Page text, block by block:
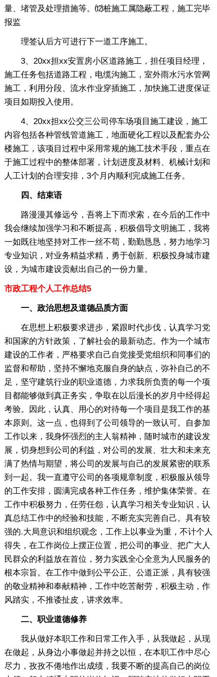
量、堵管及处理措施等。⑿桩施工属隐蔽工程，施工完毕
报监
理签认后方可进行下一道工序施工。
3、20xx担xx安置房小区道路施工，担任项目经理，
施工任务包括道路工程，电缆沟施工，室外雨水污水管网
施工，利用分段、流水作业穿插施工，加快施工进度保证
项目如期投入使用。
4、20xx担xx公交三公司停车场项目施工建设，施工
内容包括各种管线管道施工，地面硬化工程以及配套办公
楼施工，该项目过程中采用常规的施工技术手段，重点在
于施工过程中的整体部署，计划进度及材料、机械计划和
人工计划的合理安排，3个月内顺利完成施工任务。
四、结束语
路漫漫其修远兮，吾将上下而求索，在今后的工作中
我会继续加强学习和不断提高，积极倡导文明施工，我将
一如既往地坚持对工作一丝不苟，勤勤恳恳，努力地学习
专业知识，对业务精益求精，勇于创新、积极投身城市建
设，为城市建设贡献出自己的一份力量。
市政工程个人工作总结5
一、政治思想及道德品质方面
在思想上积极要求进步，紧跟时代步伐，认真学习党
和国家的方针政策，了解社会的最新动态。作为一个城市
建设的工作者，严格要求自己自觉接受党组织和同事们的
监督和帮助，坚持不懈地克服自身的缺点，弥补自己的不
足，坚守建筑行业的职业道德，力求我所负责的每一个项
目都能够做到真正务实，争取在以后漫长的岁月中经得起
考验。因此，认真、用心的对待每一个项目是我工作的基
本原则。这一点，也得到了公司领导的一致认可。自参加
工作以来，我身怀强烈的主人翁精神，随时城市的建设发
展，切身想到公司的利益，对公司的发展、壮大和未来充
满了热情与期望，将公司的发展与自己的发展紧密的联系
到一起。我一直遵守公司的各项规章制度，积极服从领导
的工作安排，圆满完成各种工作任务，维护集体荣誉。在
工作中积极努力，任劳任怨，认真学习相关专业知识，认
真总结工作中的经验和技能，不断充实完善自己。具有较
强的.大局意识和组织观念，工作上以事业为重，不计个人
得失，在工作岗位上摆正位置，把公司的事业、把广大人
民群众的利益放在首位，努力实践全心全意为人民服务的
根本宗旨。在工作中做到公平公正、公道正派，具有较强
的敬业精神和奉献精神，工作中吃苦耐劳，积极主动，作
风踏实，不推诿扯皮，讲求效率。
二、职业道德修养
我从做好本职工作和日常工作入手，从我做起，从现
在做起，从身边小事做起并持之以恒，在本职工作中尽心
尽力，孜孜不倦地作出成绩，我要不断的提高自己的岗位